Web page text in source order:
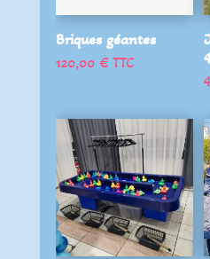
Briques géantes
120,00 €TTC